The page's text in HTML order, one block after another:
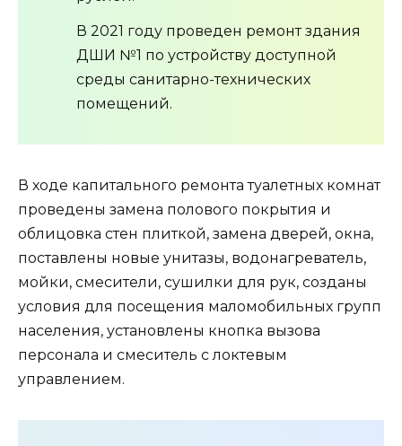
В 2021 году проведен ремонт здания
ДШИ №1 по устройству доступной
среды санитарно-технических
помещений.
В ходе капитального ремонта туалетных комнат
проведены замена полового покрытия и
облицовка стен плиткой, замена дверей, окна,
поставлены новые унитазы, водонагреватель,
мойки, смесители, сушилки для рук, созданы
условия для посещения маломобильных групп
населения, установлены кнопка вызова
персонала и смеситель с локтевым
управлением.